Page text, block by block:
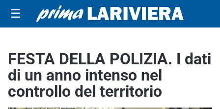
☰
FESTA DELLA POLIZIA. I dati
di un anno intenso nel
controllo del territorio